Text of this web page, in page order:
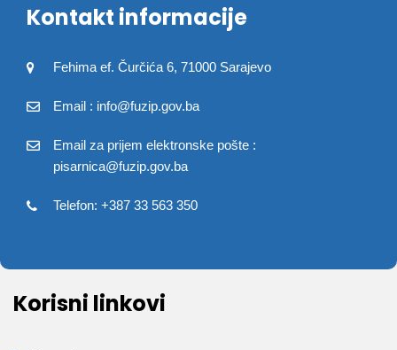
Kontakt informacije
Fehima ef. Čurčića 6, 71000 Sarajevo
Email : info@fuzip.gov.ba
Email za prijem elektronske pošte :
pisarnica@fuzip.gov.ba
Telefon: +387 33 563 350
Korisni linkovi